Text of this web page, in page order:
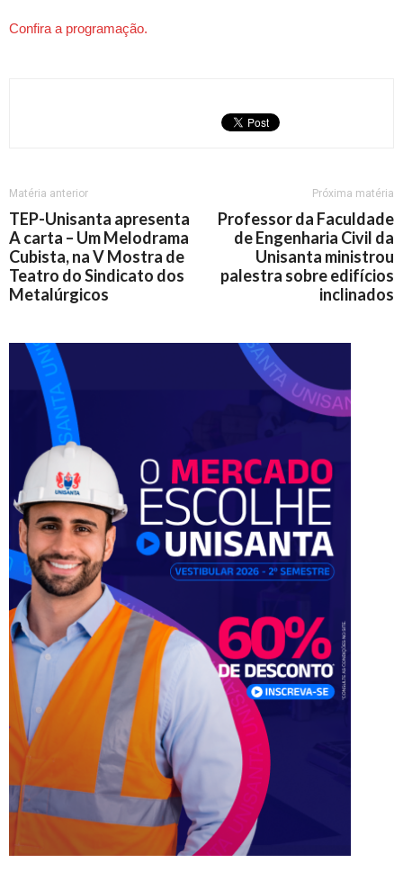
Confira a programação.
Matéria anterior
TEP-Unisanta apresenta
A carta – Um Melodrama
Cubista, na V Mostra de
Teatro do Sindicato dos
Metalúrgicos
Próxima matéria
Professor da Faculdade
de Engenharia Civil da
Unisanta ministrou
palestra sobre edifícios
inclinados